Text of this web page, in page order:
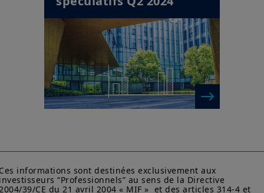
Asset Management, sans préavis et à tout moment.
Votre accès à ce site est soumis au respect de la
réglementation française en vigueur et aux «Mentions légales /
Conditions générales d’accès au site».
En choisissant d’accéder à notre site, vous reconnaissez avoir
pris connaissance de ces Conditions et les avoir acceptées.
Nous vous conseillons, dans votre intérêt, de les lire
attentivement.
informations sont destinées exclusivement aux
“Professionnels” au sens de la Directive
39/CE du 21 avril 2004 « MIF »  et des articles 314-4 et